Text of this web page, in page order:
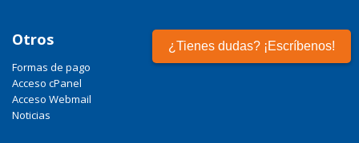
Otros
Formas de pago
Acceso cPanel
Acceso Webmail
Noticias
¿Tienes dudas? ¡Escríbenos!